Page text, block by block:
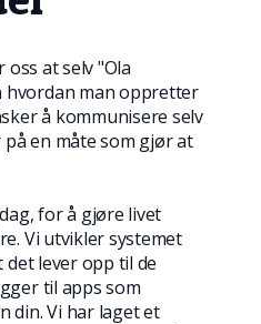
at selv "Ola
man oppretter
å kommunisere selv
en måte som gjør at
for å gjøre livet
Vi utvikler systemet
lever opp til de
til apps som
din. Vi har laget et